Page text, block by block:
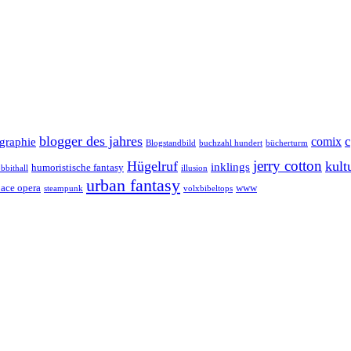
blogger des jahres Blogstandbild buchzahl hundert bücherturm comix
humoristische fantasy Hügelruf illusion inklings jerry cotton
opera steampunk urban fantasy volxbibeltops www